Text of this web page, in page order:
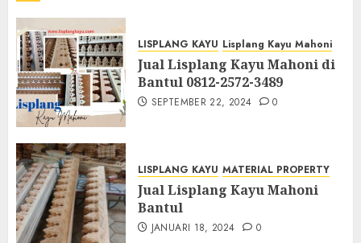
LISPLANG KAYU Lisplang Kayu Mahoni
Jual Lisplang Kayu Mahoni di
Bantul 0812-2572-3489
SEPTEMBER 22, 2024 0
LISPLANG KAYU MATERIAL PROPERTY
Jual Lisplang Kayu Mahoni
Bantul
JANUARI 18, 2024 0